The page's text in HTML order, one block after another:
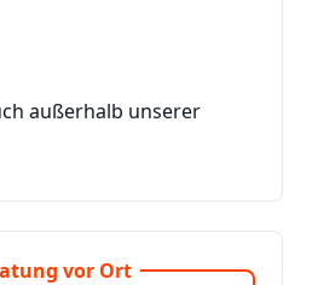
außerhalb unserer
vor Ort